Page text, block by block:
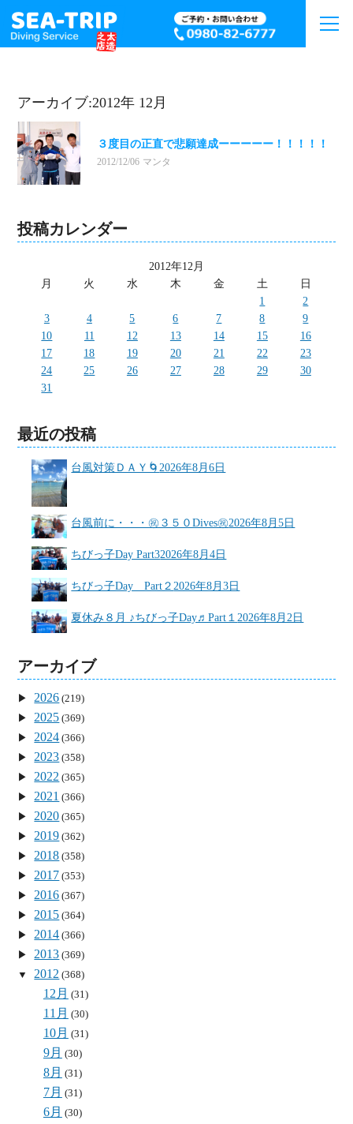
アーカイブ:2012年 12月
３度目の正直で悲願達成ーーーーー！！！！！
2012/12/06 マンタ
投稿カレンダー
2012年12月
月
火 水 木 金 土
日
1
2
3
4 5 6 7 8
9
10
11 12 13 14 15
16
17
18 19 20 21 22
23
24
25 26 27 28 29
30
31
最近の投稿
台風対策ＤＡＹ🌀2026年8月6日
台風前に・・・㊗３５０Dives㊗2026年8月5日
ちびっ子Day Part32026年8月4日
ちびっ子Day Part２2026年8月3日
夏休み８月 ♪ちびっ子Day♬Part１2026年8月2日
アーカイブ
2026 (219)
2025 (369)
2024 (366)
2023 (358)
2022 (365)
2021 (366)
2020 (365)
2019 (362)
2018 (358)
2017 (353)
2016 (367)
2015 (364)
2014 (366)
2013 (369)
2012 (368)
12月 (31)
11月 (30)
10月 (31)
9月 (30)
8月 (31)
7月 (31)
6月 (30)